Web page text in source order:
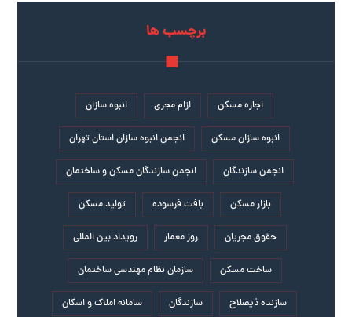
برچسب ها
اجاره مسکن ازام مجری انبوه سازان
انبوه سازان مسکن انجمن انبوه سازان استان تهران
انجمن سازندگان انجمن سازندگان مسکن و ساختمان
بازار مسکن بافت فرسوده تولید مسکن
حقوق مجریان روز معمار رویداد بین المللی
ساخت مسکن سازمان نظام مهندسی ساختمان
سازنده ذیصلاح سازندگان سامانه املاک و اسکان